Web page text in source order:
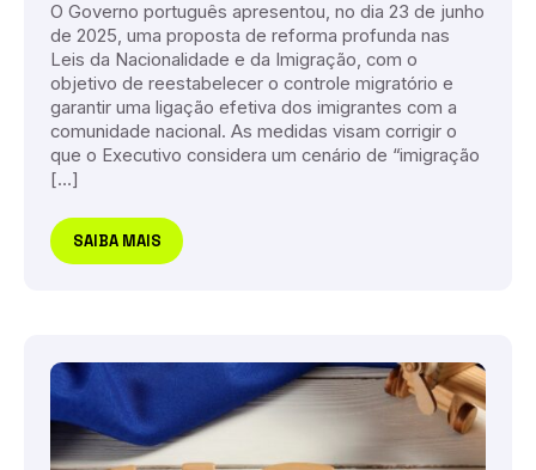
O Governo português apresentou, no dia 23 de junho
de 2025, uma proposta de reforma profunda nas
Leis da Nacionalidade e da Imigração, com o
objetivo de reestabelecer o controle migratório e
garantir uma ligação efetiva dos imigrantes com a
comunidade nacional. As medidas visam corrigir o
que o Executivo considera um cenário de “imigração
[…]
SAIBA MAIS